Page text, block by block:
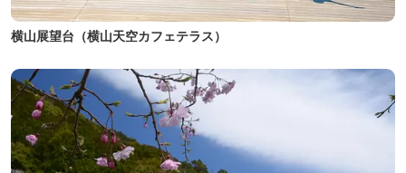
横山展望台（横山天空カフェテラス）